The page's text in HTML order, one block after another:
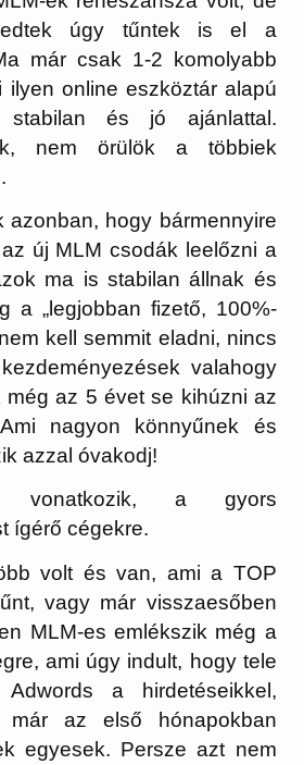
úgy tűntek is el a
már csak 1-2 komolyabb
ilyen online eszköztár alapú
stabilan és jó ajánlattal.
nem örülök a többiek
azonban, hogy bármennyire
új MLM csodák leelőzni a
ma is stabilan állnak és
a „legjobban fizető, 100%-
kell semmit eladni, nincs
valahogy
még az 5 évet se kihúzni az
nagyon könnyűnek és
azzal óvakodj!
vonatkozik, a gyors
ígérő cégekre.
volt és van, ami a TOP
vagy már visszaesőben
MLM-es emlékszik még a
ami úgy indult, hogy tele
a hirdetéseikkel,
már az első hónapokban
egyesek. Persze azt nem